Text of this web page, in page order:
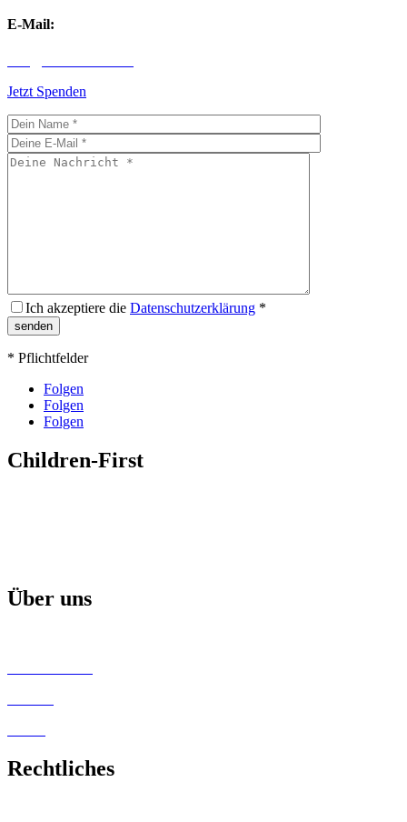
E-Mail:
Jetzt Spenden
Ich akzeptiere die Datenschutzerklärung *
* Pflichtfelder
Folgen
Folgen
Folgen
Children-First
Über uns
Rechtliches